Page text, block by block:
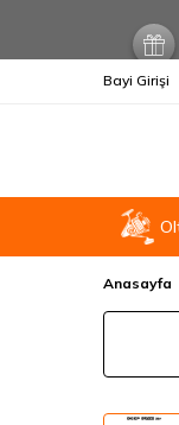
Bayi Girişi
Anasayfa